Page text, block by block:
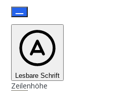
Lesbare Schrift
Zeilenhöhe